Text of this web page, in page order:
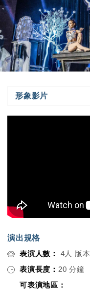
形象影片
演出規格
表演人數：
4人 版本
表演長度： 20 分鐘
可表演地區：